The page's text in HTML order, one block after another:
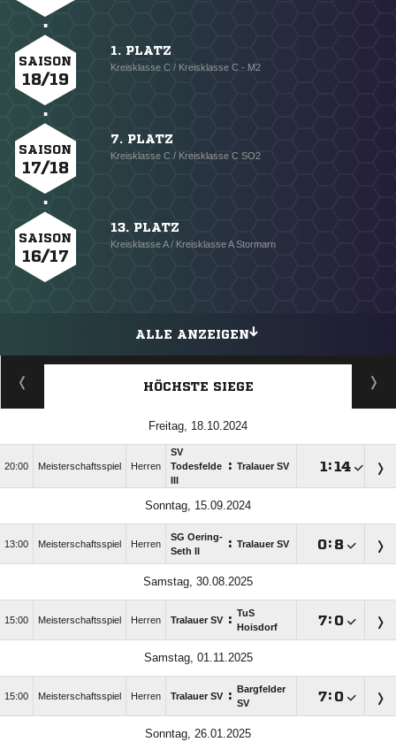
SAISON
18/19
1. PLATZ
Kreisklasse C / Kreisklasse C - M2
SAISON
17/18
7. PLATZ
Kreisklasse C / Kreisklasse C SO2
SAISON
16/17
13. PLATZ
Kreisklasse A / Kreisklasse A Stormarn
ALLE ANZEIGEN
HÖCHSTE SIEGE
Freitag, 18.10.2024
20:00 Meisterschaftsspiel Herren
SV
Todesfelde
: Tralauer SV :
Sonntag, 15.09.2024
13:00 Meisterschaftsspiel Herren
SG Oering-
Seth II
: Tralauer SV : 
Samstag, 30.08.2025
15:00 Meisterschaftsspiel Herren Tralauer SV : TuS
Hoisdorf
: 
Samstag, 01.11.2025
15:00 Meisterschaftsspiel Herren Tralauer SV :
Bargfelder
SV
: 
Sonntag, 26.01.2025